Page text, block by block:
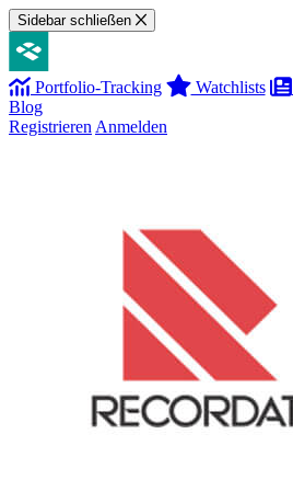
Sidebar schließen
Portfolio-Tracking Watchlists
Blog
Registrieren Anmelden